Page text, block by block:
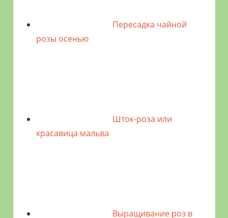
Пересадка чайной
розы осенью
Шток-роза или
красавица мальва
Выращивание роз в